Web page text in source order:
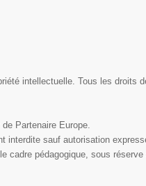
intellectuelle. Tous les
Partenaire Europe.
interdite sauf autorisation
cadre pédagogique, sous